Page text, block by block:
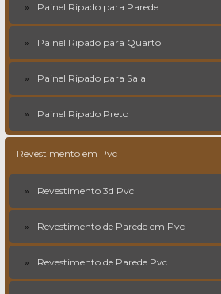
Painel Ripado para Parede
Painel Ripado para Quarto
Painel Ripado para Sala
Painel Ripado Preto
Revestimento em Pvc
Revestimento 3d Pvc
Revestimento de Parede em Pvc
Revestimento de Parede Pvc